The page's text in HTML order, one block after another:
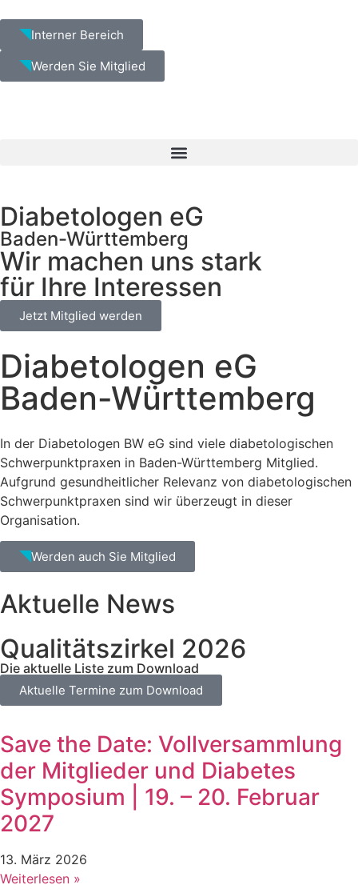
Interner Bereich
Werden Sie Mitglied
Diabetologen eG
Baden-Württemberg
Wir machen uns stark
für Ihre Interessen
Jetzt Mitglied werden
Diabetologen eG
Baden-Württemberg
In der Diabetologen BW eG sind viele diabetologischen
Schwerpunktpraxen in Baden-Württemberg Mitglied.
Aufgrund gesundheitlicher Relevanz von diabetologischen
Schwerpunktpraxen sind wir überzeugt in dieser
Organisation.
Werden auch Sie Mitglied
Aktuelle News
Qualitätszirkel 2026
Die aktuelle Liste zum Download
Aktuelle Termine zum Download
Save the Date: Vollversammlung
der Mitglieder und Diabetes
Symposium | 19. – 20. Februar
2027
13. März 2026
Weiterlesen »